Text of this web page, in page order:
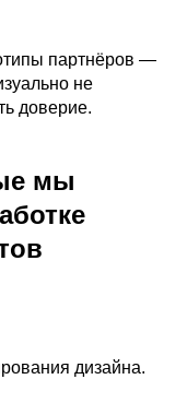
партнёров —
не
доверие.
мы
дизайна.